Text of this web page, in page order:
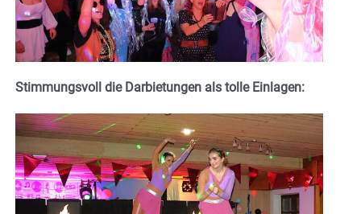
Stimmungsvoll die Darbietungen als tolle Einlagen: